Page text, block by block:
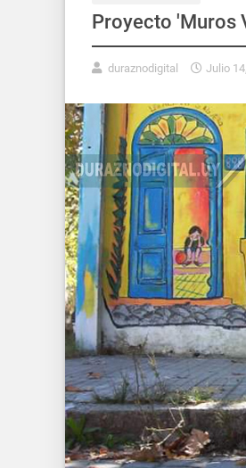
Proyecto 'Muros
duraznodigital Julio